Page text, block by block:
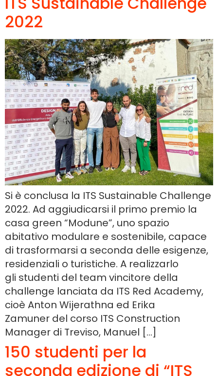
2022
Si è conclusa la ITS Sustainable Challenge
2022. Ad aggiudicarsi il primo premio la
casa green “Modune”, uno spazio
abitativo modulare e sostenibile, capace
di trasformarsi a seconda delle esigenze,
residenziali o turistiche. A realizzarlo
gli studenti del team vincitore della
challenge lanciata da ITS Red Academy,
cioè Anton Wijerathna ed Erika
Zamuner del corso ITS Construction
Manager di Treviso, Manuel […]
150 studenti per la
seconda edizione di “ITS